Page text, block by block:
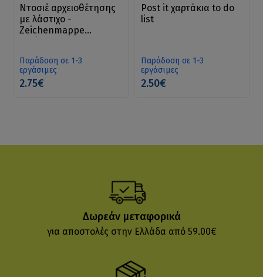
Ντοσιέ αρχειοθέτησης
με λάστιχο -
Zeichenmappe
Gummizug
Παράδοση σε 1-3
εργάσιμες
2.75€
Post it χαρτάκια to do
list
Παράδοση σε 1-3
εργάσιμες
2.50€
Δωρεάν μεταφορικά
για αποστολές στην Ελλάδα από 59.00€